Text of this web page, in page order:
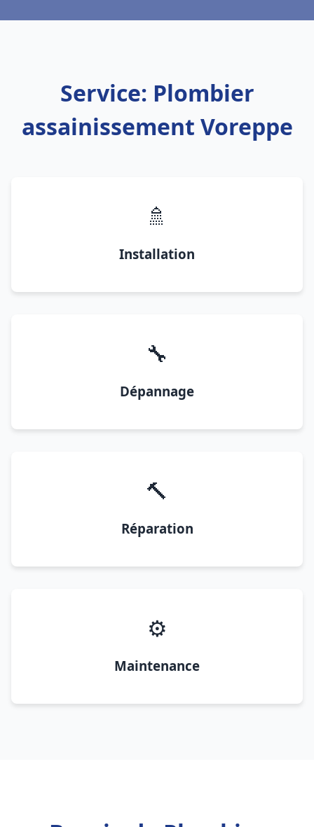
Service: Plombier
assainissement Voreppe
🚿
Installation
🔧
Dépannage
🔨
Réparation
⚙️
Maintenance